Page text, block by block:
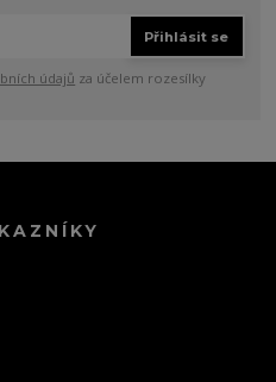
Přihlásit se
údajů za účelem rozesílky